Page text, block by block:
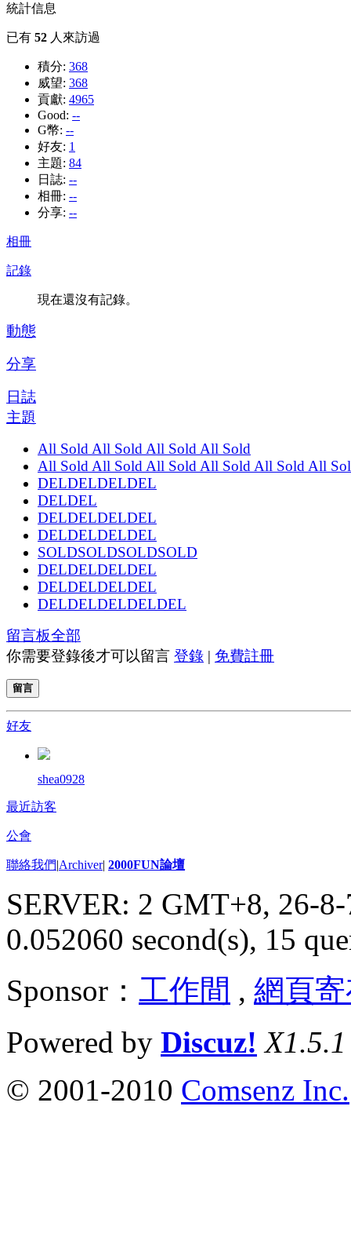
統計信息
已有 52 人來訪過
積分: 368
威望: 368
貢獻: 4965
Good: --
G幣: --
好友: 1
主題: 84
日誌: --
相冊: --
分享: --
相冊
記錄
現在還沒有記錄。
動態
分享
日誌
主題
All Sold All Sold All Sold All Sold
All Sold All Sold All Sold All Sold All Sold All
DELDELDELDEL
DELDEL
DELDELDELDEL
DELDELDELDEL
SOLDSOLDSOLDSOLD
DELDELDELDEL
DELDELDELDEL
DELDELDELDELDEL
留言板全部
你需要登錄後才可以留言 登錄 | 免費註冊
留言
好友
shea0928
最近訪客
公會
聯絡我們|Archiver| 2000FUN論壇
SERVER: 2 GMT+8, 26-
0.052060 second(s), 15
Sponsor： 工作間 , 網頁
Powered by Discuz! X1.5.1
© 2001-2010 Comsenz Inc.